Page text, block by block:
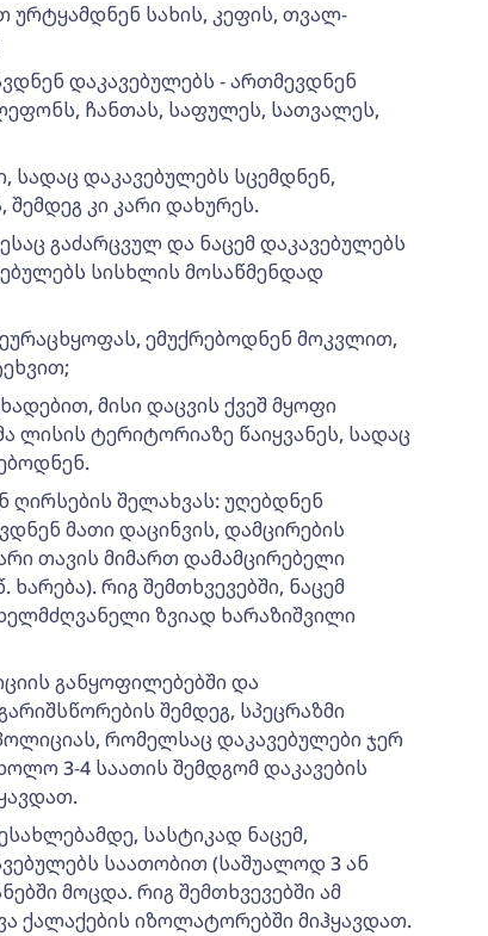
ურტყამდნენ სახის, კეფის, თვალ-
დაკავებულებს - ართმევდნენ
ჩანთას, საფულეს, სათვალეს,
სადაც დაკავებულებს სცემდნენ,
კი კარი დახურეს.
გაძარცვულ და ნაცემ დაკავებულებს
სისხლის მოსაწმენდად
ემუქრებოდნენ მოკვლით,
მისი დაცვის ქვეშ მყოფი
ლისის ტერიტორიაზე წაიყვანეს, სადაც
შელახვას: უღებდნენ
მათი დაცინვის, დამცირების
თავის მიმართ დამამცირებელი
რიგ შემთხვევებში, ნაცემ
ზვიად ხარაზიშვილი
განყოფილებებში და
შემდეგ, სპეცრაზმი
რომელსაც დაკავებულები ჯერ
3-4 საათის შემდგომ დაკავების
სასტიკად ნაცემ,
საათობით (საშუალოდ 3 ან
მოცდა. რიგ შემთხვევებში ამ
ქალაქების იზოლატორებში მიჰყავდათ.